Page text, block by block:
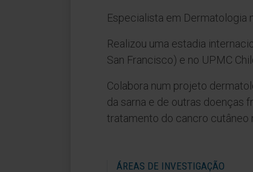
Especialista em Dermatologia
Realizou uma estadia
San Francisco) e no UPMC
Colabora num projeto
da sarna e de outras doenças
tratamento do cancro cutâneo
ÁREAS DE INVESTIGAÇÃO